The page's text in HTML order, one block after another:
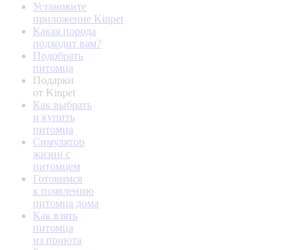
Установите
приложение Kinpet
Какая порода
подходит вам?
Подобрать
питомца
Подарки
от Kinpet
Как выбрать
и купить
питомца
Симулятор
жизни с
питомцем
Готовимся
к появлению
питомца дома
Как взять
питомца
из приюта